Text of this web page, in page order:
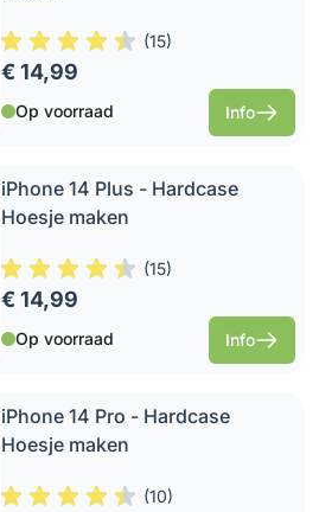
(15)
€ 14,99
Op voorraad Info
iPhone 14 Plus - Hardcase
Hoesje maken
(15)
€ 14,99
Op voorraad Info
iPhone 14 Pro - Hardcase
Hoesje maken
(10)